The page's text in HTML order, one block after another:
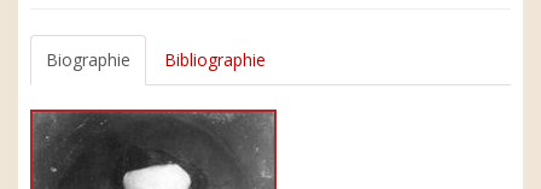
Biographie Bibliographie